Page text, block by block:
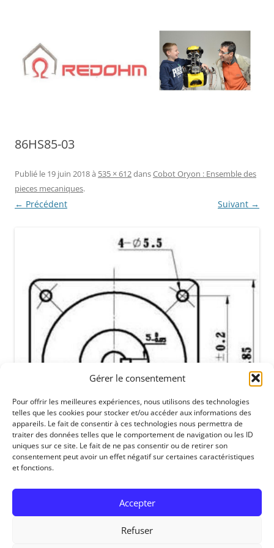
Gérer le consentement
Pour offrir les meilleures expériences, nous utilisons des technologies
telles que les cookies pour stocker et/ou accéder aux informations des
appareils. Le fait de consentir à ces technologies nous permettra de
traiter des données telles que le comportement de navigation ou les ID
uniques sur ce site. Le fait de ne pas consentir ou de retirer son
consentement peut avoir un effet négatif sur certaines caractéristiques
et fonctions.
Accepter
Refuser
86HS85-03
Publié le 19 juin 2018à 535 × 612dansCobot Oryon : Ensemble des
pieces mecaniques.
← Précédent Suivant →